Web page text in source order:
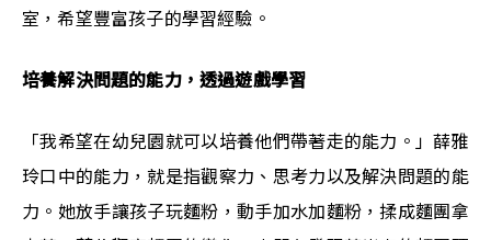
室，希望豐富孩子的學習經驗。
培養解決問題的能力，透過遊戲學習
「我希望在幼兒園就可以培養他們帶著走的能力。」薛雅
玲口中的能力，就是指觀察力、思考力以及解決問題的能
力。她放手讓孩子玩麵粉，動手加水加麵粉，揉成麵團拿